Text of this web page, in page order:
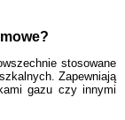
stosowane
Zapewniają
gazu czy innymi